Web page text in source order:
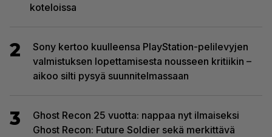
koteloissa
2
Sony kertoo kuulleensa PlayStation-pelilevyjen
valmistuksen lopettamisesta nousseen kritiikin –
aikoo silti pysyä suunnitelmassaan
3
Ghost Recon 25 vuotta: nappaa nyt ilmaiseksi
Ghost Recon: Future Soldier sekä merkittävä